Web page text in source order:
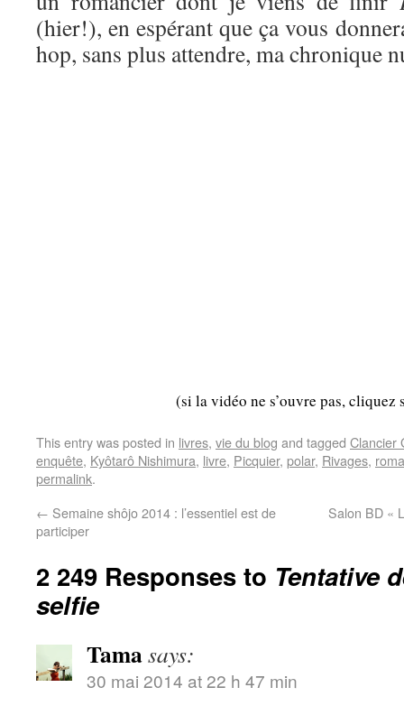
(hier!), en espérant que ça vous
hop, sans plus attendre, ma chronique
(si la vidéo ne s’ouvre pas, cliquez
This entry was posted in livres, vie du blog and tagged Clancier
enquête, Kyôtarô Nishimura, livre, Picquier, polar, Rivages,
permalink.
← Semaine shôjo 2014 : l’essentiel est de
participer
Salon BD «
2 249 Responses to Tentative
selfie
Tamasays:
30 mai 2014 at 22 h 47 min